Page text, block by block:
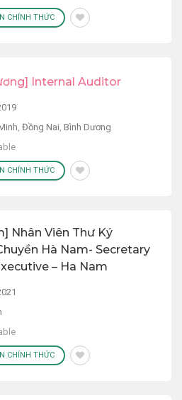
CHÍNH THỨC
Internal Auditor
, Đồng Nai, Bình Dương
CHÍNH THỨC
Nhân Viên Thư Ký
Hà Nam- Secretary
– Ha Nam
CHÍNH THỨC